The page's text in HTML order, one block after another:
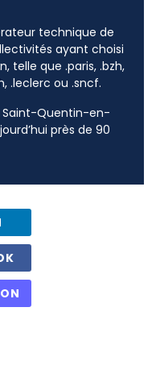
technique de
ayant choisi
telle que .paris, .bzh,
.leclerc ou .sncf.
Saint-Quentin-en-
près de 90